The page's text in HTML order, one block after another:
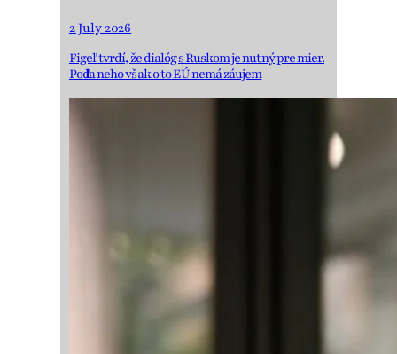
2 July 2026
Figeľ tvrdí, že dialóg s Ruskom je nutný pre mier.
Podľa neho však o to EÚ nemá záujem